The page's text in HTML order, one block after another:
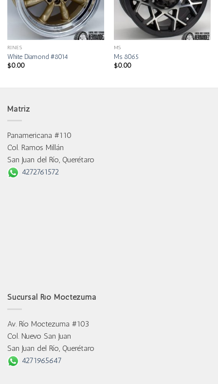
RINES
White Diamond #8014
$0.00
MS
Ms 8065
$0.00
Matriz
Panamericana #110
Col. Ramos Millán
San Juan del Río, Querétaro
4272761572
Sucursal Río Moctezuma
Av. Río Moctezuma #103
Col. Nuevo San Juan
San Juan del Río, Querétaro
4271965647